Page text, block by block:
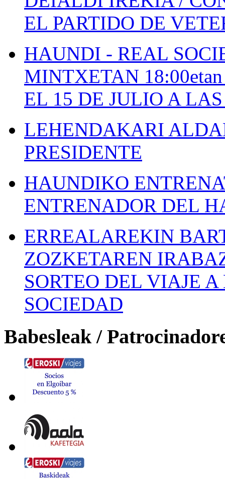
EL PARTIDO DE
HAUNDI - REAL
MINTXETAN
EL 15 DE JULIO A
LEHENDAKARI
PRESIDENTE
HAUNDIKO
ENTRENADOR DEL
ERREALAREKIN
ZOZKETAREN
SORTEO DEL VIAJE
SOCIEDAD
Babesleak /